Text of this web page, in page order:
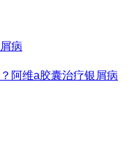
病
阿维a胶囊治疗银屑病